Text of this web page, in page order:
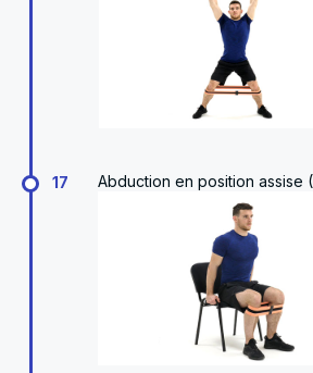
17 Abduction en position assise